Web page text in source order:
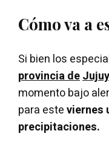
Cómo va a
Si bien los
provincia deJujuy
momento bajo
para esteviernes
precipitaciones.